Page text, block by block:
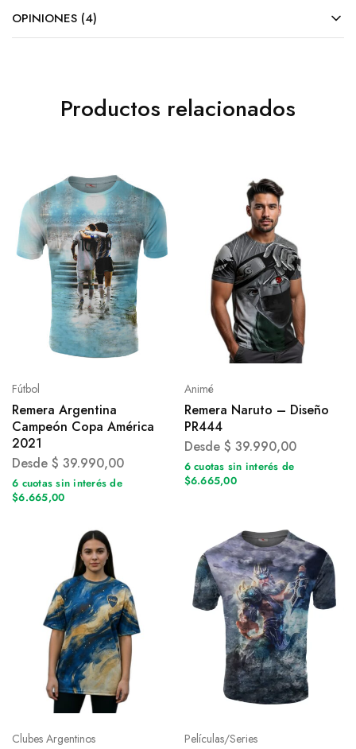
OPINIONES (4)
Productos relacionados
Fútbol
Remera Argentina
Campeón Copa América
2021
Desde $ 39.990,00
6 cuotas sin interés de
$6.665,00
Animé
Remera Naruto – Diseño
PR444
Desde $ 39.990,00
6 cuotas sin interés de
$6.665,00
Clubes Argentinos Películas/Series